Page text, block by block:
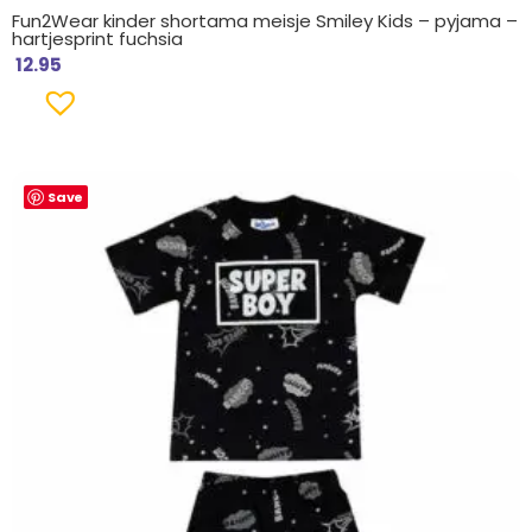
Fun2Wear kinder shortama meisje Smiley Kids – pyjama –
hartjesprint fuchsia
12.95
Save